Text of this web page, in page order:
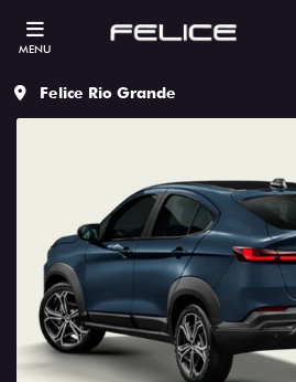
MENU
Felice Rio Grande